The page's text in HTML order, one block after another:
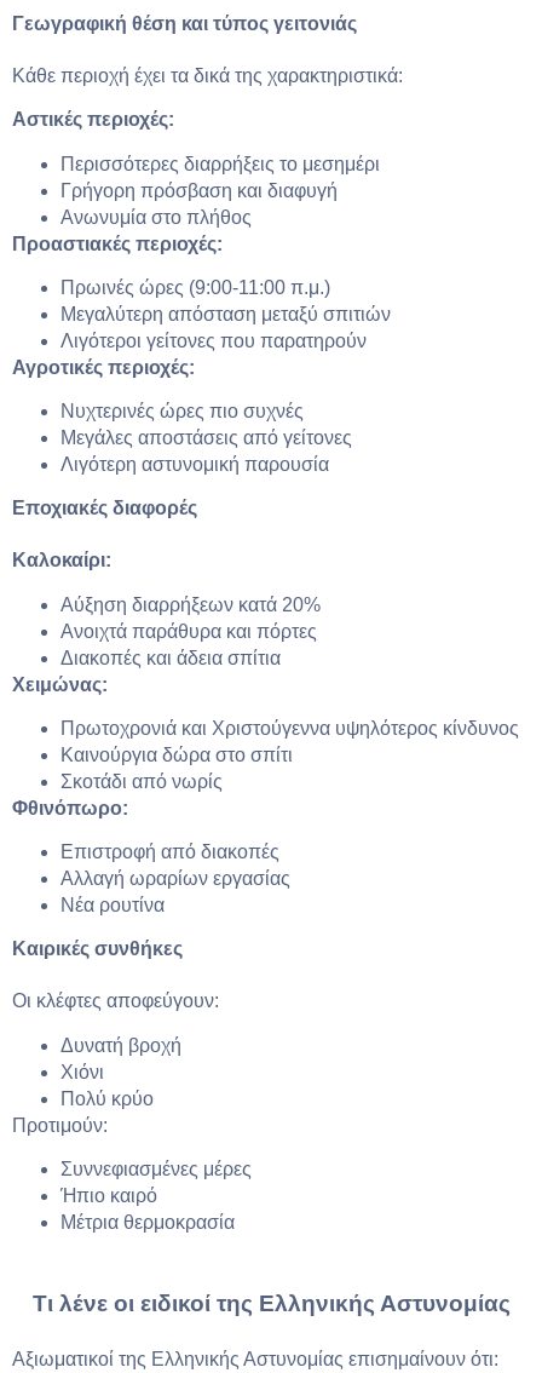
Γεωγραφική θέση και τύπος γειτονιάς
Κάθε περιοχή έχει τα δικά της χαρακτηριστικά:
Αστικές περιοχές:
Περισσότερες διαρρήξεις το μεσημέρι
Γρήγορη πρόσβαση και διαφυγή
Ανωνυμία στο πλήθος
Προαστιακές περιοχές:
Πρωινές ώρες (9:00-11:00 π.μ.)
Μεγαλύτερη απόσταση μεταξύ σπιτιών
Λιγότεροι γείτονες που παρατηρούν
Αγροτικές περιοχές:
Νυχτερινές ώρες πιο συχνές
Μεγάλες αποστάσεις από γείτονες
Λιγότερη αστυνομική παρουσία
Εποχιακές διαφορές
Καλοκαίρι:
Αύξηση διαρρήξεων κατά 20%
Ανοιχτά παράθυρα και πόρτες
Διακοπές και άδεια σπίτια
Χειμώνας:
Πρωτοχρονιά και Χριστούγεννα υψηλότερος κίνδυνος
Καινούργια δώρα στο σπίτι
Σκοτάδι από νωρίς
Φθινόπωρο:
Επιστροφή από διακοπές
Αλλαγή ωραρίων εργασίας
Νέα ρουτίνα
Καιρικές συνθήκες
Οι κλέφτες αποφεύγουν:
Δυνατή βροχή
Χιόνι
Πολύ κρύο
Προτιμούν:
Συννεφιασμένες μέρες
Ήπιο καιρό
Μέτρια θερμοκρασία
Τι λένε οι ειδικοί της Ελληνικής Αστυνομίας
Αξιωματικοί της Ελληνικής Αστυνομίας επισημαίνουν ότι: